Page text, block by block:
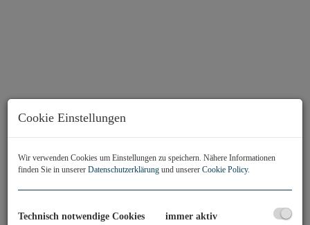
Cookie Einstellungen
Wir verwenden Cookies um Einstellungen zu speichern. Nähere Informationen
finden Sie in unserer Datenschutzerklärung und unserer Cookie Policy.
Technisch notwendige Cookies immer aktiv